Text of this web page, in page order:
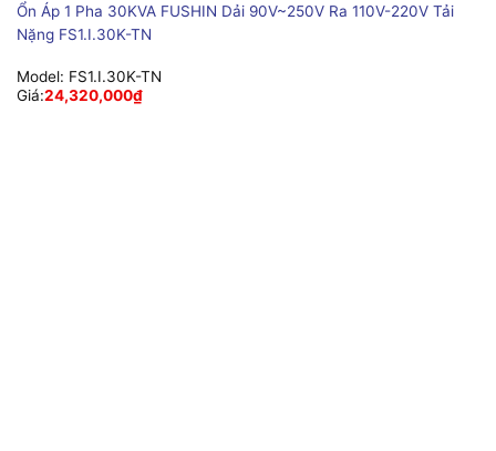
Ổn Áp 1 Pha 30KVA FUSHIN Dải 90V~250V Ra 110V-220V Tải
Nặng FS1.I.30K-TN
Model: FS1.I.30K-TN
Giá:24,320,000₫